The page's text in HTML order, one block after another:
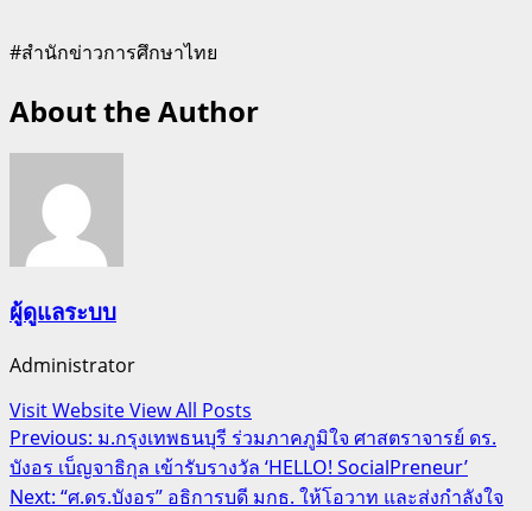
#สำนักข่าวการศึกษาไทย
About the Author
ผู้ดูแลระบบ
Administrator
Visit WebsiteView All Posts
Post
navigation
Previous: ม.กรุงเทพธนบุรี ร่วมภาคภูมิใจ ศาสตราจารย์ ดร.
บังอร เบ็ญจาธิกุล เข้ารับรางวัล ‘HELLO! SocialPreneur’
Next: “ศ.ดร.บังอร” อธิการบดี มกธ. ให้โอวาท และส่งกำลังใจ